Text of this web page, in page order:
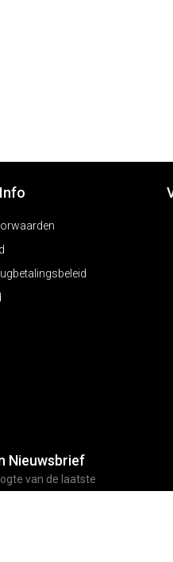
Nieuwsbrief
van de laatste